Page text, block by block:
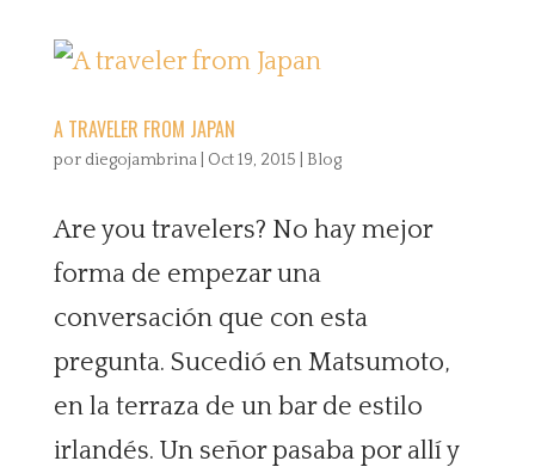
A TRAVELER FROM JAPAN
por diegojambrina| Oct 19, 2015 Blog
Are you travelers? No hay mejor
forma de empezar una
conversación que con esta
pregunta. Sucedió en Matsumoto,
en la terraza de un bar de estilo
irlandés. Un señor pasaba por allí y